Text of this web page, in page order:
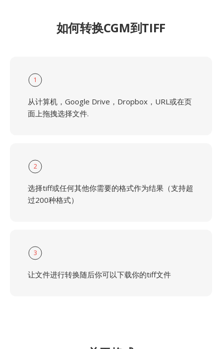
如何转换CGM到TIFF
1
从计算机，Google Drive，Dropbox，URL或在页
面上拖拽选择文件.
2
选择tiff或任何其他你需要的格式作为结果（支持超
过200种格式）
3
让文件进行转换随后你可以下载你的tiff文件